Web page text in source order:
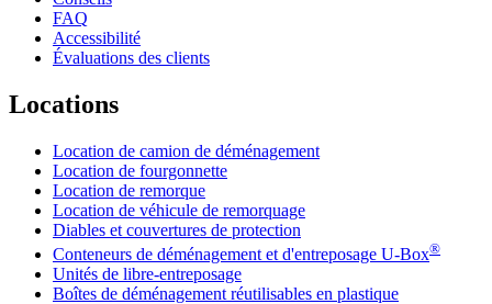
FAQ
Accessibilité
Évaluations des clients
Locations
Location de camion de déménagement
Location de fourgonnette
Location de remorque
Location de véhicule de remorquage
Diables et couvertures de protection
Conteneurs de déménagement et d'entreposage U-Box®
Unités de libre-entreposage
Boîtes de déménagement réutilisables en plastique